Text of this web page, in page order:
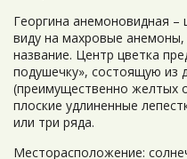
Георгина анемоновидная
виду на махровые анемоны,
название. Центр цветка
подушечку», состоящую из
(преимущественно желтых
плоские удлиненные
или три ряда.
Месторасположение: